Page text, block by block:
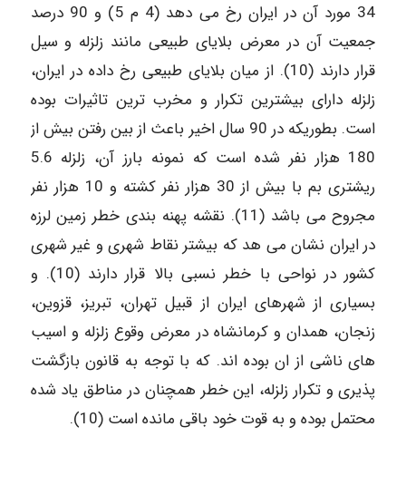
34 مورد آن در ایران رخ می دهد (4 م 5) و 90 درصد
جمعیت آن در معرض بلایای طبیعی مانند زلزله و سیل
قرار دارند (10). از میان بلایای طبیعی رخ داده در ایران،
زلزله دارای بیشترین تکرار و مخرب ترین تاثیرات بوده
است. بطوریکه در 90 سال اخیر باعث از بین رفتن بیش از
180 هزار نفر شده است که نمونه بارز آن، زلزله 5.6
ریشتری بم با بیش از 30 هزار نفر کشته و 10 هزار نفر
مجروح می باشد (11). نقشه پهنه بندی خطر زمین لرزه
در ایران نشان می هد که بیشتر نقاط شهری و غیر شهری
کشور در نواحی با خطر نسبی بالا قرار دارند (10). و
بسیاری از شهرهای ایران از قبیل تهران، تبریز، قزوین،
زنجان، همدان و کرمانشاه در معرض وقوع زلزله و اسیب
های ناشی از ان بوده اند. که با توجه به قانون بازگشت
پذیری و تکرار زلزله، این خطر همچنان در مناطق یاد شده
محتمل بوده و به قوت خود باقی مانده است (10).